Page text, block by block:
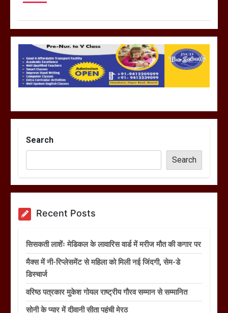
Search
Search
Recent Posts
सिसकती लाशेंः मेडिकल के लावारिस वार्ड में मरीज मौत की कगार पर
मैक्स में नी-रिप्लेसमेंट से महिला को मिली नई जिंदगी, सेम-डे
डिस्चार्ज
वरिष्ठ पत्रकार मुकेश गोयल राष्ट्रीय गौरव सम्मान से सम्मानित
सोनी के प्यार में दीवानी सीता पहुंची मेरठ